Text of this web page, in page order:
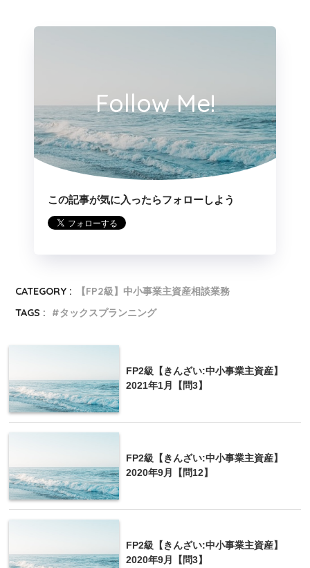
1億円以下(課税金額が800万
円超の部分)
23.2%
Follow Me!
この記事が気に入ったらフォローしよう
CATEGORY :
【FP2級】中小事業主資産相談業務
TAGS :
タックスプランニング
FP2級【きんざい:中小事業主資産】
2021年1月【問3】
FP2級【きんざい:中小事業主資産】
2020年9月【問12】
FP2級【きんざい:中小事業主資産】
2020年9月【問3】